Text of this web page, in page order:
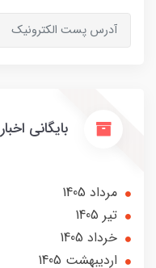
بایگانی اخبار
مرداد 1405
تير 1405
خرداد 1405
ارديبهشت 1405